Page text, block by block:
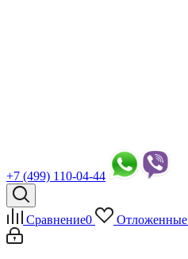
+7 (499) 110-04-44
Сравнение0 Отложенные